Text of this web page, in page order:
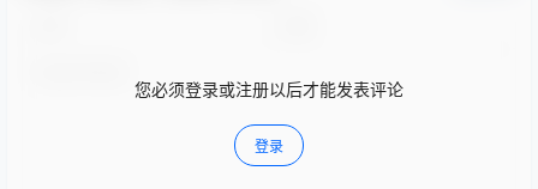
您必须登录或注册以后才能发表评论
登录